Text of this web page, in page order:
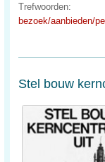
Trefwoorden:
bezoek/aanbieden/
Stel bouw